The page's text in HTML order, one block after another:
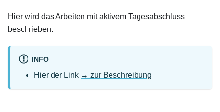
Hier wird das Arbeiten mit aktivem Tagesabschluss
beschrieben.
INFO
Hier der Link → zur Beschreibung